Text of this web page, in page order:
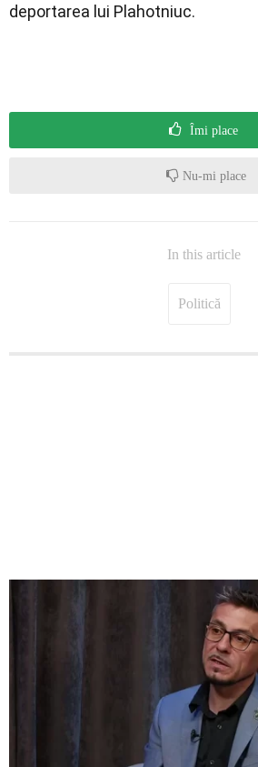
deportarea lui Plahotniuc.
Îmi place
Nu-mi place
In this article
Politică